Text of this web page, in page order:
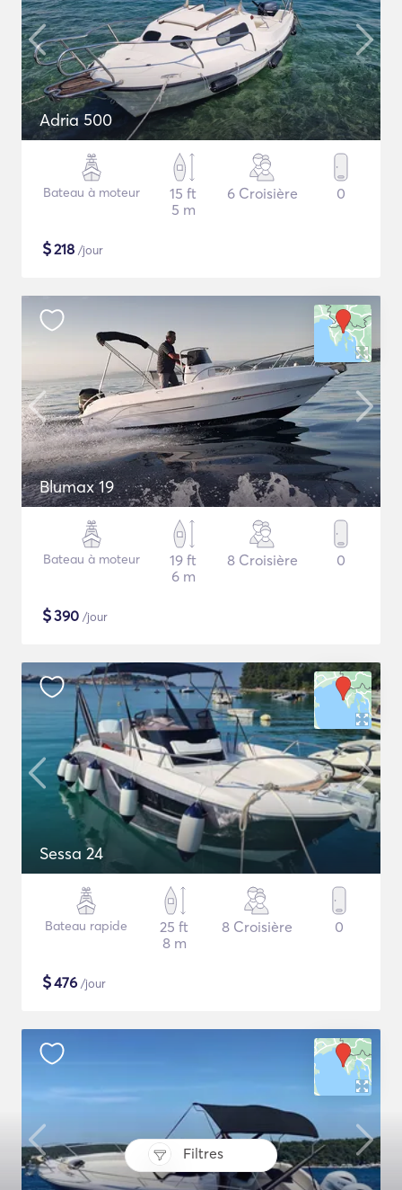
Filtres
Adria 500
Bateau à moteur
15 ft
5 m
6 Croisière 0
$218 /jour
Blumax 19
Bateau à moteur
19 ft
6 m
8 Croisière 0
$390 /jour
Sessa 24
Bateau rapide
25 ft
8 m
8 Croisière 0
$476 /jour